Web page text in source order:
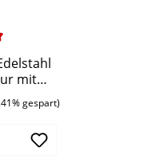
von 5 von 5
mit
gespart)